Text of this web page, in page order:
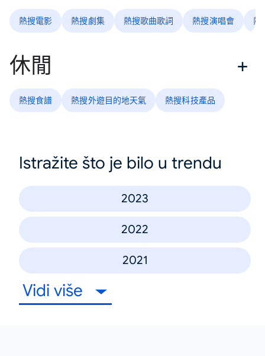
熱搜電影 熱搜劇集 熱搜歌曲歌詞 熱搜演唱會 熱
休閒
熱搜食譜 熱搜外遊目的地天氣 熱搜科技產品
Istražite što je bilo u trendu
2023
2022
2021
Vidi više